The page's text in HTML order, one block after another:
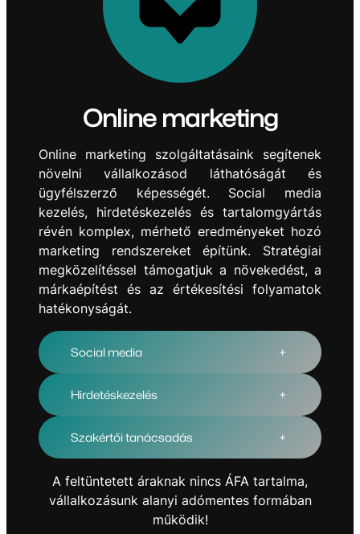
Online marketing
Online marketing szolgáltatásaink segítenek
növelni vállalkozásod láthatóságát és
ügyfélszerző képességét. Social media
kezelés, hirdetéskezelés és tartalomgyártás
révén komplex, mérhető eredményeket hozó
marketing rendszereket építünk. Stratégiai
megközelítéssel támogatjuk a növekedést, a
márkaépítést és az értékesítési folyamatok
hatékonyságát.
Social media +
Hirdetéskezelés +
Szakértői tanácsadás +
A feltüntetett áraknak nincs ÁFA tartalma,
vállalkozásunk alanyi adómentes formában
működik!